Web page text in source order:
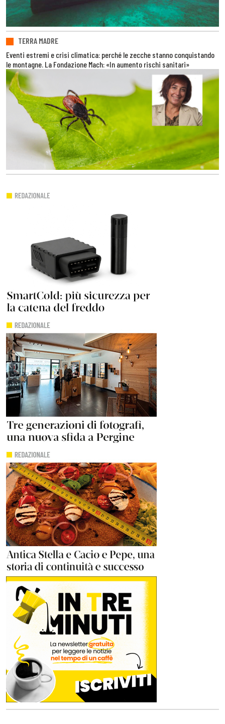
TERRA MADRE
Eventi estremi e crisi climatica: perché le zecche stanno conquistando
le montagne. La Fondazione Mach: «In aumento rischi sanitari»